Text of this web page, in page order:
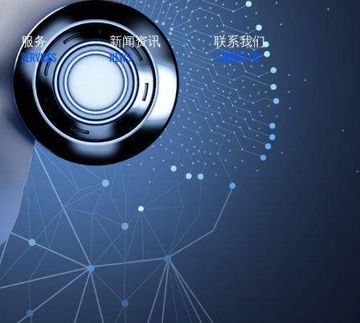
服务
SERVICES
新闻资讯
NEWS
联系我们
CONTACT US